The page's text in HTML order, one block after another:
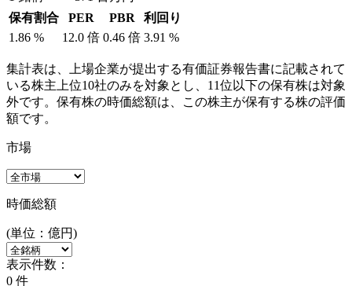
保有割合
PER PBR
利回り
1.86 % 12.0 倍 0.46 倍 3.91 %
集計表は、上場企業が提出する有価証券報告書に記載されて
いる株主上位10社のみを対象とし、11位以下の保有株は対象
外です。保有株の時価総額は、この株主が保有する株の評価
額です。
市場
時価総額
(単位：億円)
表示件数：
0 件